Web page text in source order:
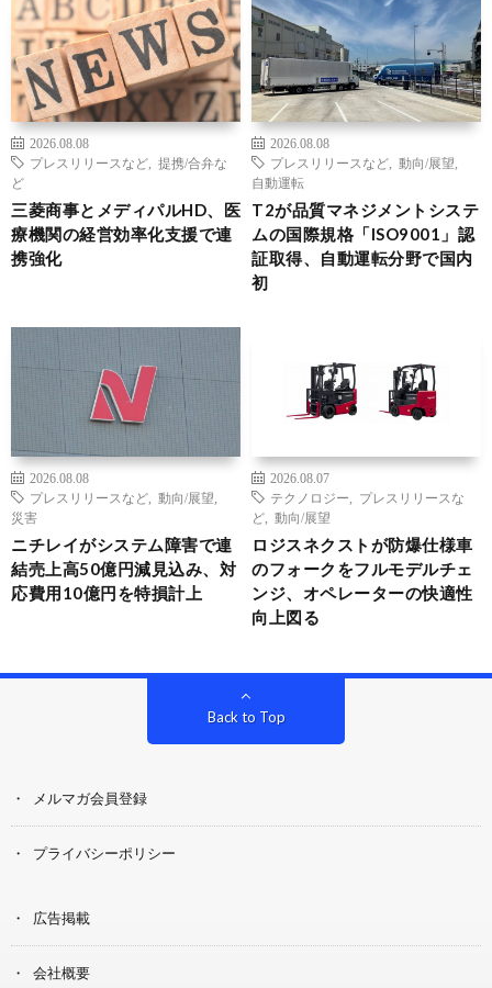
2026.08.08
プレスリリースなど
提携/合弁な
ど
三菱商事とメディパルHD、医
療機関の経営効率化支援で連
携強化
2026.08.08
プレスリリースなど
動向/展望
自動運転
T2が品質マネジメントシステ
ムの国際規格「ISO9001」認
証取得、自動運転分野で国内
初
2026.08.08
プレスリリースなど
動向/展望
災害
ニチレイがシステム障害で連
結売上高50億円減見込み、対
応費用10億円を特損計上
2026.08.07
テクノロジー
プレスリリースな
ど
動向/展望
ロジスネクストが防爆仕様車
のフォークをフルモデルチェ
ンジ、オペレーターの快適性
向上図る
Back to Top
メルマガ会員登録
プライバシーポリシー
広告掲載
会社概要